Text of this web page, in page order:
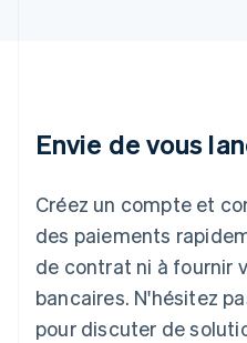
Envie de vous
Créez un compte et
des paiements
de contrat ni à fournir
bancaires. N'hésitez
pour discuter de
日本語 English
English
Liechtenstein
Deutsch English
Lituanie
English
Luxembourg
FrançaisDeutschEnglish